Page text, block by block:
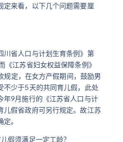
定来看，以下几个问题需要厘
川省人口与计划生育条例》第
《江苏省妇女权益保障条例》
规定，在女方产假期间，鼓励男
不少于5天的共同育儿假，此处
年9月施行的《江苏省人口与计
儿假省政府可另行规定。故江苏
。
假须满足一定工龄？